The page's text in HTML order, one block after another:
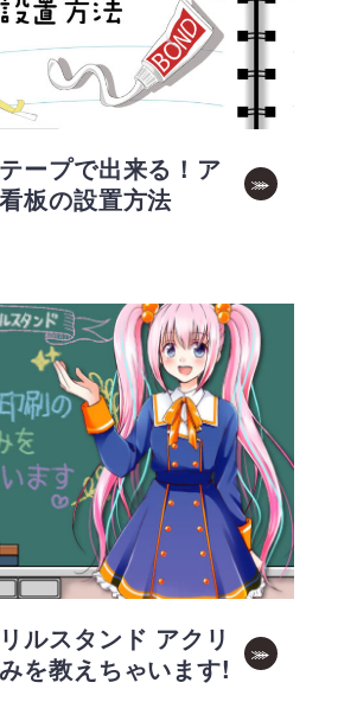
ープで出来る！ア
板の設置方法
ルスタンド アクリ
を教えちゃいます!